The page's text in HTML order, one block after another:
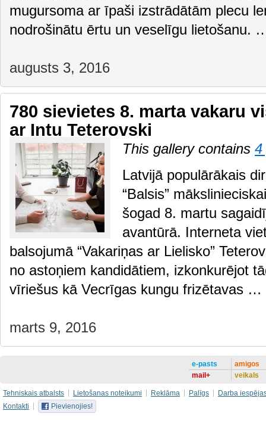
mugursoma ar īpaši izstrādātām plecu
nodrošinātu ērtu un veselīgu lietošanu.
augusts 3, 2016
780 sievietes 8. marta vakaru
ar Intu Teterovski
This gallery contains 4
Latvijā populārākais
“Balsis”
šogad 8. martu
avantūrā. Interneta
balsojumā “Vakariņas ar Lielisko”
no astoņiem kandidātiem, izkonkurējot
vīriešus kā Vecrīgas kungu frizētavas …
marts 9, 2016
e-pasts
mail+
amigos
veikals
Tehniskais atbalsts Lietošanas noteikumi Reklāma Palīgs
Darba
Kontakti
Pievienojies!